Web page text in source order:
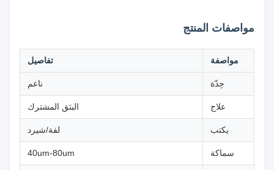
مواصفات المنتج
مواصفة تفاصيل
حِدّة ناعم
علاج البثق المشترك
يكتب لفة/شيرد
سماكة 40um-80um